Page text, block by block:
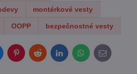
montérkové vesty
OOPP bezpečnostné vesty
PinterestRedditLinkedInWhatsApp
E-
mail